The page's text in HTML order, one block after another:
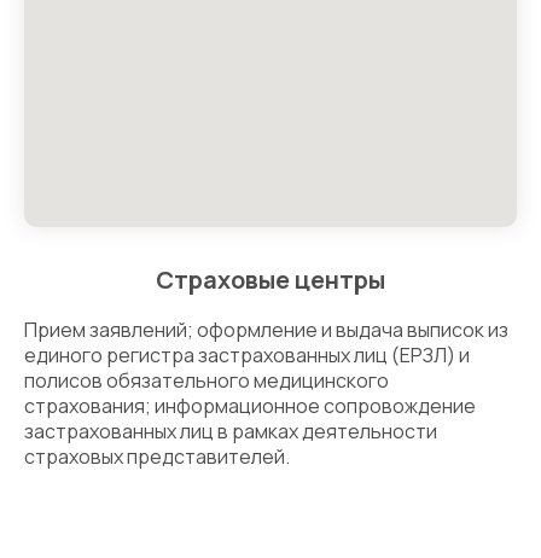
Страховые центры
Прием заявлений; оформление и выдача выписок из
единого регистра застрахованных лиц (ЕРЗЛ) и
полисов обязательного медицинского
страхования; информационное сопровождение
застрахованных лиц в рамках деятельности
страховых представителей.